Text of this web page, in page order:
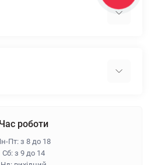
Час роботи
Пт: з 8 до 18
Сб: з 9 до 14